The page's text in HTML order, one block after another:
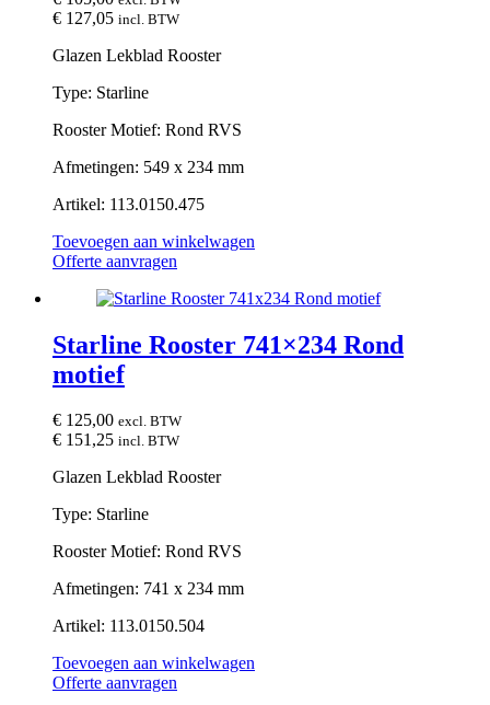
€ 127,05 incl. BTW
Glazen Lekblad Rooster
Type: Starline
Rooster Motief: Rond RVS
Afmetingen: 549 x 234 mm
Artikel: 113.0150.475
Toevoegen aan winkelwagen
Offerte aanvragen
Starline Rooster 741×234 Rond
motief
€ 125,00 excl. BTW
€ 151,25 incl. BTW
Glazen Lekblad Rooster
Type: Starline
Rooster Motief: Rond RVS
Afmetingen: 741 x 234 mm
Artikel: 113.0150.504
Toevoegen aan winkelwagen
Offerte aanvragen